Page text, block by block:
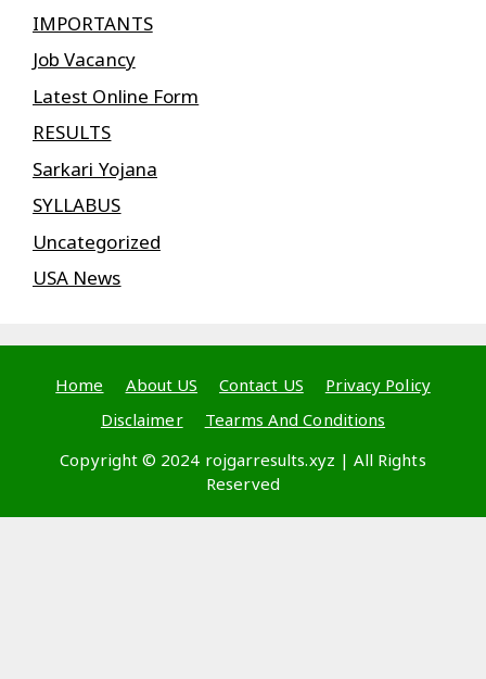
IMPORTANTS
Job Vacancy
Latest Online Form
RESULTS
Sarkari Yojana
SYLLABUS
Uncategorized
USA News
Home About US Contact US
Privacy Policy
Disclaimer
Tearms And Conditions
Copyright © 2024 rojgarresults.xyz | All Rights
Reserved